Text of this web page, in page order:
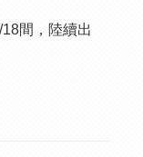
間，陸續出